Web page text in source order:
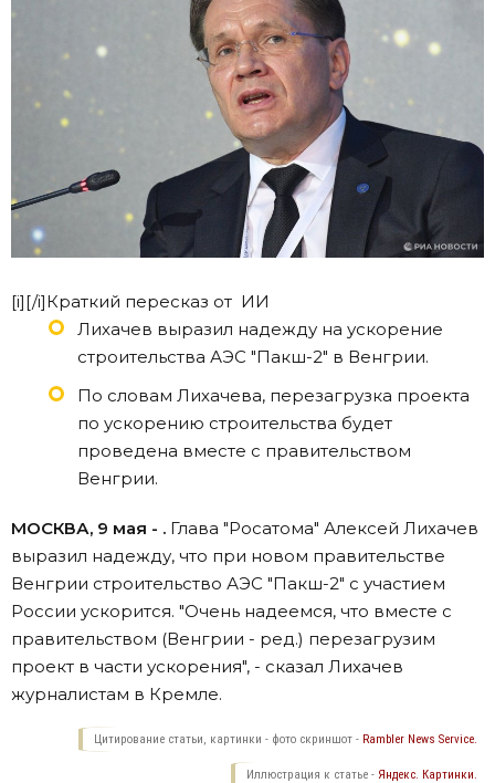
[i][/i]Краткий пересказ от ИИ
Лихачев выразил надежду на ускорение
строительства АЭС "Пакш-2" в Венгрии.
По словам Лихачева, перезагрузка проекта
по ускорению строительства будет
проведена вместе с правительством
Венгрии.
МОСКВА, 9 мая - . Глава "Росатома" Алексей Лихачев
выразил надежду, что при новом правительстве
Венгрии строительство АЭС "Пакш-2" с участием
России ускорится. "Очень надеемся, что вместе с
правительством (Венгрии - ред.) перезагрузим
проект в части ускорения", - сказал Лихачев
журналистам в Кремле.
Цитирование статьи, картинки - фото скриншот - Rambler News Service.
Иллюстрация к статье - Яндекс. Картинки.